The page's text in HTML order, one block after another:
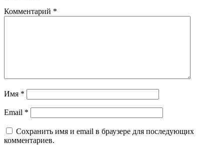
Комментарий *
Имя *
Email *
Сохранить имя и email в браузере для последующих
комментариев.